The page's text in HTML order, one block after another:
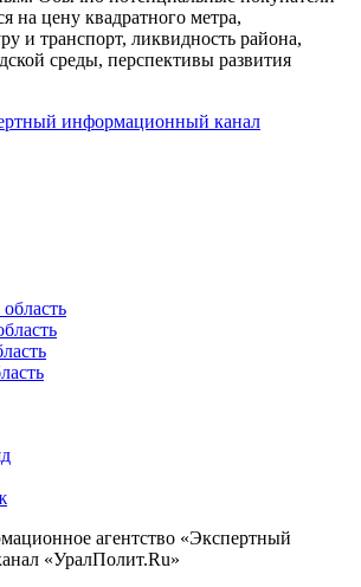
на цену квадратного метра,
и транспорт, ликвидность района,
среды, перспективы развития
информационный канал
агентство «Экспертный
«УралПолит.Ru»